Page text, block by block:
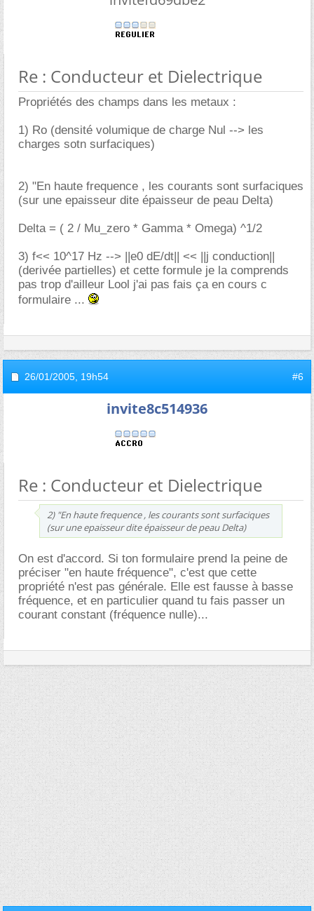
Re : Conducteur et Dielectrique
Propriétés des champs dans les metaux :
1) Ro (densité volumique de charge Nul --> les
charges sotn surfaciques)
2) "En haute frequence , les courants sont surfaciques
(sur une epaisseur dite épaisseur de peau Delta)
Delta = ( 2 / Mu_zero * Gamma * Omega) ^1/2
3) f<< 10^17 Hz --> ||e0 dE/dt|| << ||j conduction||
(derivée partielles) et cette formule je la comprends
pas trop d'ailleur Lool j'ai pas fais ça en cours c
formulaire ...
26/01/2005, 19h54 #6
invite8c514936
Re : Conducteur et Dielectrique
2) "En haute frequence , les courants sont surfaciques
(sur une epaisseur dite épaisseur de peau Delta)
On est d'accord. Si ton formulaire prend la peine de
préciser "en haute fréquence", c'est que cette
propriété n'est pas générale. Elle est fausse à basse
fréquence, et en particulier quand tu fais passer un
courant constant (fréquence nulle)...